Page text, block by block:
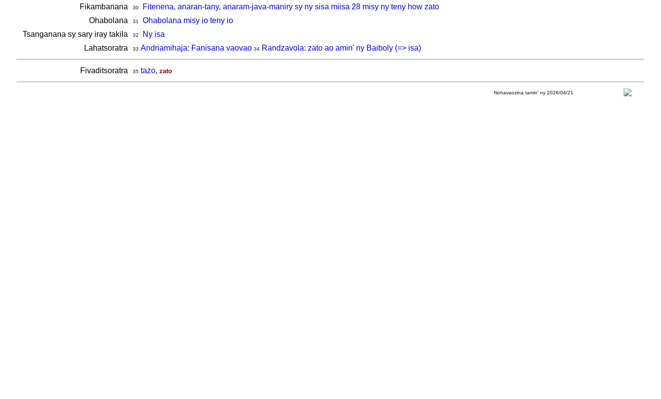
Fikambanana 30
Fitenena, anaran-tany, anaram-java-maniry sy ny sisa miisa 28 misy ny teny how zato
Ohabolana
31
Ohabolana misy io teny io
Tsanganana sy sary iray takila
32
Ny isa
Lahatsoratra
33 Andriamihaja: Fanisana vaovao 34 Randzavola: zato ao amin' ny Baiboly (=> isa)
Fivaditsoratra 35 tazo, zato
Nohavaozina tamin' ny 2026/04/21